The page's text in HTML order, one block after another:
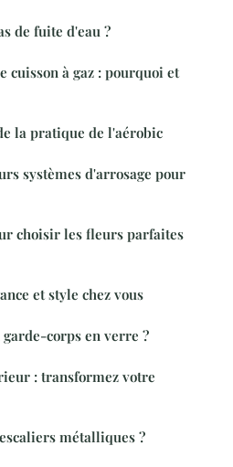
de fuite d'eau ?
cuisson à gaz : pourquoi et
la pratique de l'aérobic
systèmes d'arrosage pour
choisir les fleurs parfaites
et style chez vous
corps en verre ?
: transformez votre
métalliques ?